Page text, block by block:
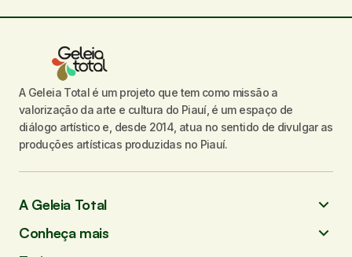
A Geleia Total é um projeto que tem como missão a
valorização da arte e cultura do Piauí, é um espaço de
diálogo artístico e, desde 2014, atua no sentido de divulgar as
produções artísticas produzidas no Piauí.
A Geleia Total
Conheça mais